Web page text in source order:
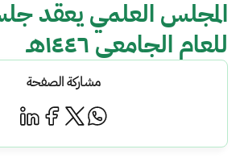
للعام الجامعي ١٤٤٦هـ
مشاركة الصفحة